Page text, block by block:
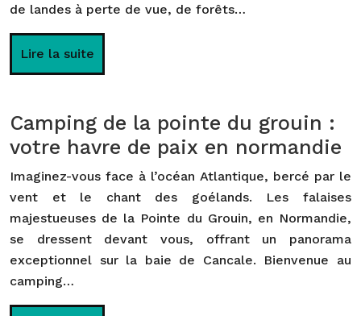
de landes à perte de vue, de forêts…
Lire la suite
Camping de la pointe du grouin :
votre havre de paix en normandie
Imaginez-vous face à l’océan Atlantique, bercé par le
vent et le chant des goélands. Les falaises
majestueuses de la Pointe du Grouin, en Normandie,
se dressent devant vous, offrant un panorama
exceptionnel sur la baie de Cancale. Bienvenue au
camping…